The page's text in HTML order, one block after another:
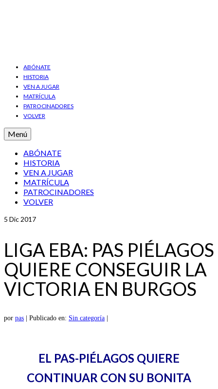
ABÓNATE
HISTORIA
VEN A JUGAR
MATRÍCULA
PATROCINADORES
VOLVER
Menú
ABÓNATE
HISTORIA
VEN A JUGAR
MATRÍCULA
PATROCINADORES
VOLVER
5 Dic 2017
LIGA EBA: PAS PIÉLAGOS
QUIERE CONSEGUIR LA
VICTORIA EN BURGOS
por pas Publicado en: Sin categoría
EL PAS-PIÉLAGOS QUIERE
CONTINUAR CON SU BONITA